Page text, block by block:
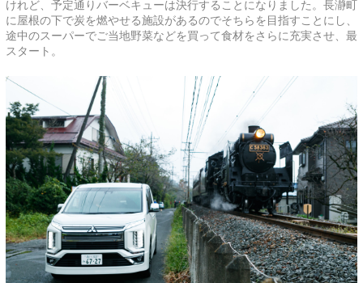
けれど、予定通りバーベキューは決行することになりました。長瀞町
に屋根の下で炭を燃やせる施設があるのでそちらを目指すことにし、
途中のスーパーでご当地野菜などを買って食材をさらに充実させ、最
スタート。